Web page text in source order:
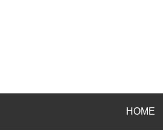
HOME